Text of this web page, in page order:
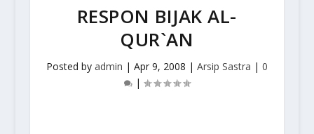
RESPON BIJAK AL-
QUR`AN
Posted by admin | Apr 9, 2008 | Arsip Sastra | 0
|